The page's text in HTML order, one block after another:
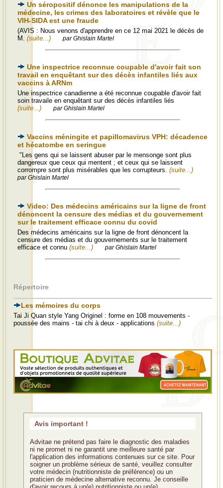
Un séropositif dénonce les manipulations de la
médecine, les crimes des laboratoires et révèle que le
VIH-SIDA est une fraude
(AVIS : Nous venons d'apprendre en ce 12 mai 2021 le décès de
M. (suite...) par Ghislain Martel
Une inspectrice reconnue coupable d'avoir fait son
travail en enquêtant sur des décès infantiles liés aux
vaccins à ARNm
Une inspectrice canadienne a été reconnue coupable d'avoir fait
soin travaile en enquêtant sur des décès infantiles liés
(suite...)
par Ghislain Martel
Vaccins méningite et papillomavirus VPH: décadence
et hécatombe en seringue
"Les gens qui se laissent abuser par le mensonge sont plus
dangereux que ceux qui mentent ; et ceux qui se laissent
corrompre sont plus misérables que les corrupteurs. (suite...)
par Ghislain Martel
Video: Des médecins américains sur la ligne de front
dénoncent la censure des médias et du gouvernement
sur le traitement efficace connu du covid
Des médecins américains sur la ligne de front dénoncent la
censure des médias et du gouvernements sur le traitement
efficace et connu (suite...) par Ghislain Martel
Répertoire
Les mémoires du corps
Tai Ji Quan style Yang Originel : forme en 108 mouvements -
poussée des mains - tai chi à deux - applications (suite...)
Avis important !
Advitae ne prétend pas faire le diagnostic des maladies
ni ne promet ni ne garantit une meilleure santé par
l'application des informations contenues sur ce site. Pour
soigner un problème sérieux de santé, veuillez consulter
votre médecin (nutritionniste de préférence) ou un
praticien de médecine alternative reconnu. Je conseille